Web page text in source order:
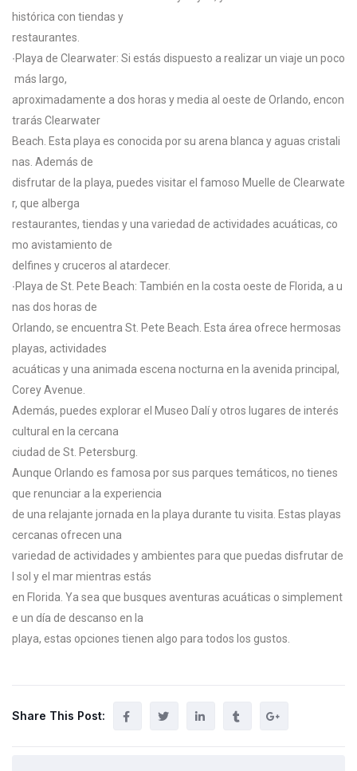
histórica con tiendas y
restaurantes.
∙Playa de Clearwater: Si estás dispuesto a realizarun viaje un poco
más largo,
aproximadamente a dos horas ymedia al oeste de Orlando, encon
trarás Clearwater
Beach. Esta playa es conocida porsu arena blanca y aguas cristali
nas. Además de
disfrutar de la playa, puedes visitarel famoso Muelle de Clearwate
r, que alberga
restaurantes, tiendas yuna variedad de actividades acuáticas, co
mo avistamiento de
delfines y cruceros al atardecer.
∙Playa de St. Pete Beach: También en la costa oeste de Florida, a u
nas dos horas de
Orlando, se encuentra St. Pete Beach. Esta área ofrece hermosas
playas, actividades
acuáticas yuna animada escena nocturna en la avenida principal,
CoreyAvenue.
Además, puedes explorarel Museo Dalíy otros lugares de interés
cultural en la cercana
ciudad de St. Petersburg.
Aunque Orlando es famosa por sus parques temáticos, no tienes
que renunciar a la experiencia
de una relajante jornada en la playa durante tu visita. Estas playas
cercanas ofrecen una
variedad de actividades y ambientes para que puedas disfrutar de
l sol y el mar mientras estás
en Florida. Ya sea que busques aventuras acuáticas o simplement
e un día de descanso en la
playa, estas opciones tienen algo para todos los gustos.
Share This Post: